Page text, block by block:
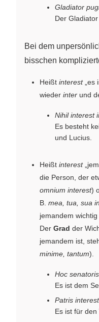
Gladiator
Der
Bei dem
bisschen
Heißt interest„es
wieder inter und
Nihil interest
Es besteht
und Lucius.
Heißt interest
die Person, der
omnium interest)
B. mea, tua, sua
jemandem
Der Grad der
jemandem ist,
minime, tantum).
Hoc
Es ist dem
Patris
Es ist für den